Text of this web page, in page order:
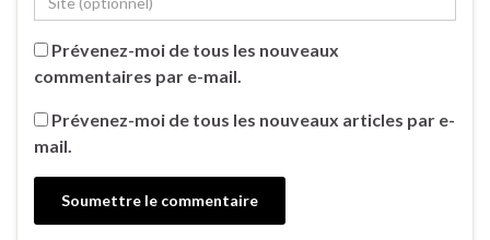
Prévenez-moi de tous les nouveaux
commentaires par e-mail.
Prévenez-moi de tous les nouveaux articles par e-
mail.